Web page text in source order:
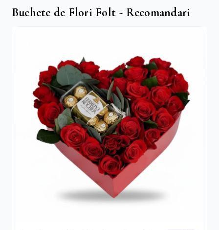
Buchete de Flori Folt - Recomandari